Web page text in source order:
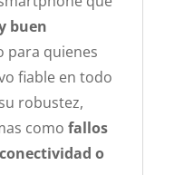
buen
para quienes
fiable en todo
robustez,
como fallos
o